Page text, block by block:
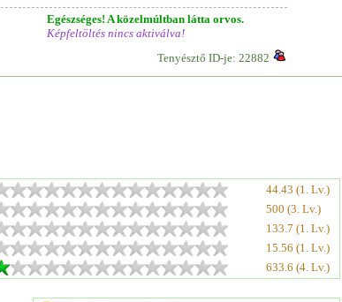
Egészséges! A közelmúltban látta orvos.
Képfeltöltés nincs aktiválva!
Tenyésztő ID-je: 22882
44.43 (1. Lv.)
500 (3. Lv.)
133.7 (1. Lv.)
15.56 (1. Lv.)
633.6 (4. Lv.)